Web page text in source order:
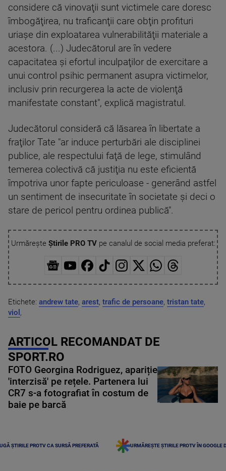
considere că vinovaţii sunt victimele care doresc
îmbogăţirea, nu traficanţii care obţin profituri
uriaşe din exploatarea vulnerabilităţii materiale a
acestora. (...) Judecătorul are în vedere
capacitatea şi efortul inculpaţilor de exercitare a
unui control psihic permanent asupra victimelor,
inclusiv prin recurgerea la acte de violenţă
manifestate constant", explică magistratul.
Judecătorul consideră că lăsarea în libertate a
fraţilor Tate "ar induce perturbări ale disciplinei
publice, ale respectului faţă de lege, stimulând
temerea colectivă că justiţia nu este eficientă
împotriva unor fapte periculoase - generând astfel
un sentiment de insecuritate în societate şi deci o
stare de pericol pentru ordinea publică".
Urmărește Știrile PRO TVpe canalul de social media preferat:
Etichete: andrew tate, arest, trafic de persoane, tristan tate,
viol ,
ARTICOL RECOMANDAT DE
SPORT.RO
FOTO Georgina Rodriguez, apariție
'interzisă' pe rețele. Partenera lui
CR7 s-a fotografiat în costum de
baie pe barcă
ȘTIRILE PROTV CA SURSĂ PREFERATĂ URMĂREȘTE ȘTIRILE PROTV ÎN GOOGLE